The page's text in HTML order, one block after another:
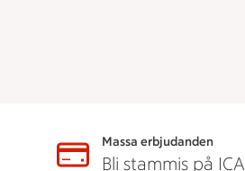
Massa erbjudanden
Bli stammis på ICA